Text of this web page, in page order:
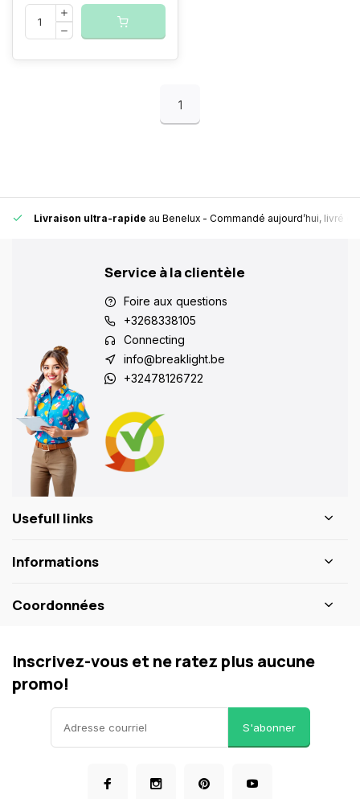
1
Livraison ultra-rapide au Benelux - Commandé aujourd’hui, livré
Service à la clientèle
Foire aux questions
+3268338105
Connecting
info@breaklight.be
+32478126722
Usefull links
Informations
Coordonnées
Inscrivez-vous et ne ratez plus aucune
promo!
S'abonner